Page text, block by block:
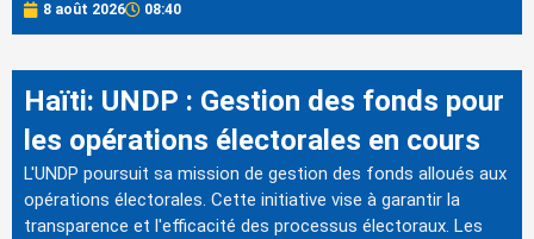
8 août 2026 08:40
Haïti: UNDP : Gestion des fonds pour
les opérations électorales en cours
L'UNDP poursuit sa mission de gestion des fonds alloués aux
opérations électorales. Cette initiative vise à garantir la
transparence et l'efficacité des processus électoraux. Les